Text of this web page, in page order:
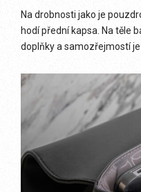
Na drobnosti jako je
hodí přední kapsa. Na těle
doplňky a samozřejmostí